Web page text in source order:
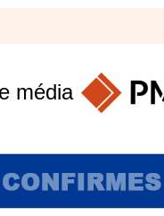
média